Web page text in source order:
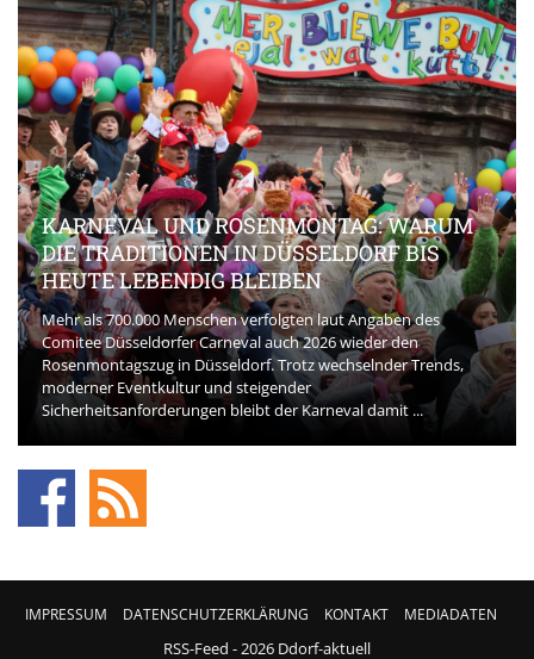
KARNEVAL UND ROSENMONTAG: WARUM
DIE TRADITIONEN IN DÜSSELDORF BIS
HEUTE LEBENDIG BLEIBEN
Mehr als 700.000 Menschen verfolgten laut Angaben des
Comitee Düsseldorfer Carneval auch 2026 wieder den
Rosenmontagszug in Düsseldorf. Trotz wechselnder Trends,
moderner Eventkultur und steigender
Sicherheitsanforderungen bleibt der Karneval damit ...
IMPRESSUM DATENSCHUTZERKLÄRUNG KONTAKT MEDIADATEN
RSS-Feed - 2026 Ddorf-aktuell